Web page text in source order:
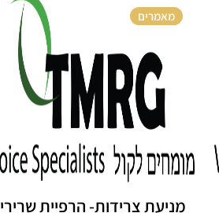
מאמרים
מניעת צרידות- הרפיית שרירי